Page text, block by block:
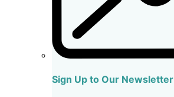
Sign Up to Our Newsletter